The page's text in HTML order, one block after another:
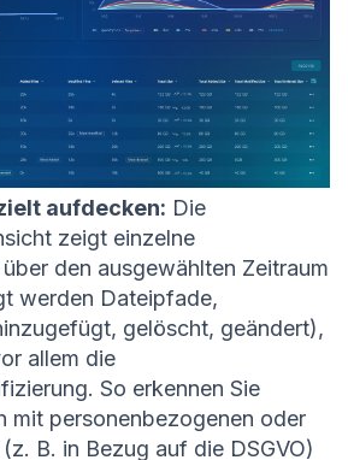
aufdecken: Die
zeigt einzelne
den ausgewählten Zeitraum
werden Dateipfade,
gelöscht, geändert),
allem die
So erkennen Sie
mit personenbezogenen oder
B. in Bezug auf die DSGVO)